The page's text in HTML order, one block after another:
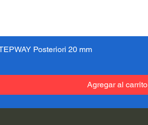
Posteriori 20 mm
Agregar al carrito